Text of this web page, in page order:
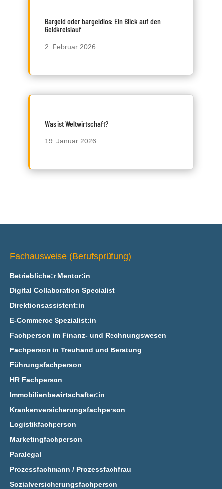
Bargeld oder bargeldlos: Ein Blick auf den
Geldkreislauf
2. Februar 2026
Was ist Weltwirtschaft?
19. Januar 2026
Fachausweise (Berufsprüfung)
Betriebliche:r Mentor:in
Digital Collaboration Specialist
Direktionsassistent:in
E‑Commerce Spezialist:in
Fachperson im Finanz- und Rechnungswesen
Fachperson in Treuhand und Beratung
Führungsfachperson
HR Fachperson
Immobilienbewirtschafter:in
Krankenversicherungsfachperson
Logistikfachperson
Marketingfachperson
Paralegal
Prozessfachmann / Prozessfachfrau
Sozialversicherungsfachperson